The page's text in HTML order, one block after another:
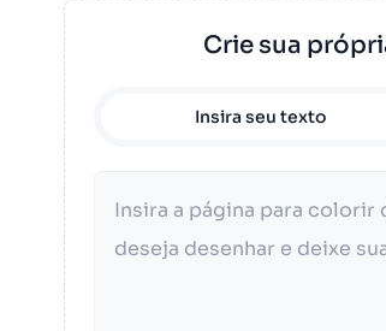
Crie sua
Insira seu texto